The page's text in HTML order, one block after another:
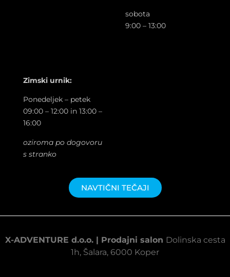
sobota
9:00 – 13:00
Zimski urnik:
Ponedeljek – petek
09:00 – 12:00 in 13:00 –
16:00
oziroma po dogovoru
s stranko
NAVTIČNI TEČAJI
X-ADVENTURE d.o.o. | Prodajni salon Dolinska cesta
1h, Šalara, 6000 Koper